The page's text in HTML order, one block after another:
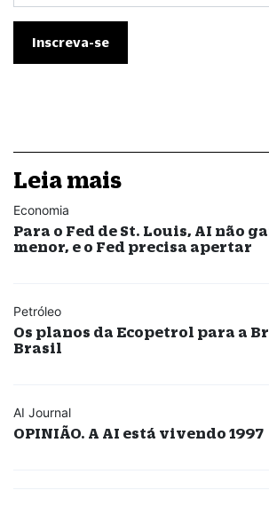
Leia mais
Economia
Para o Fed de St. Louis, AI não
menor, e o Fed precisa apertar
Petróleo
Os planos da Ecopetrol para a
Brasil
AI Journal
OPINIÃO. A AI está vivendo 1997